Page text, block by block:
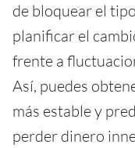
de bloquear el
planificar el
frente a
Así, puedes
más estable y
perder dinero